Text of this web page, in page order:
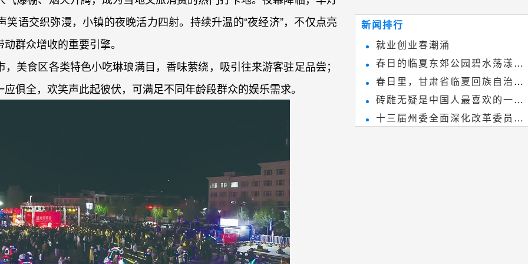
语交织弥漫，小镇的夜晚活力四射。持续升温的“夜经济”，不仅点亮
群众增收的重要引擎。
美食区各类特色小吃琳琅满目，香味萦绕，吸引往来游客驻足品尝；
俱全，欢笑声此起彼伏，可满足不同年龄段群众的娱乐需求。
和建筑装饰艺术的有机结合，更成
为中国建筑史上彰品东方美不可磨
灭的一笔。一方青砖里不仅藏着广
~
新闻排行
就业创业春潮涌
春日的临夏东郊公园碧水荡漾、
春花烂漫
春日里，甘肃省临夏回族自治州
境内的刘家峡大桥，壮观美丽!
砖雕无疑是中国人最喜欢的一种
雕刻艺术，它不仅是民间实用美术
十三届州委全面深化改革委员会